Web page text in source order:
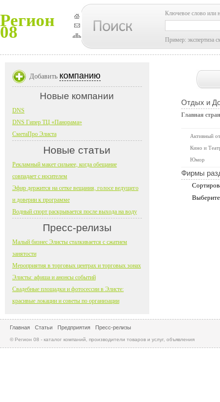
Регион
08
Ключевое слово или
Пример: экспертиза
Отдых и
Главная
Активный
Кино и
Юмор
Фирмы
Добавить компанию
Новые компании
DNS
DNS Гипер ТЦ «Панорама»
СметаПро Элиста
Новые статьи
Рекламный макет сильнее, когда обещание
совпадает с носителем
Эфир держится на сетке вещания, голосе ведущего
и доверии к программе
Водный спорт раскрывается после выхода на воду
Пресс-релизы
Малый бизнес Элисты сталкивается с сжатием
занятости
Мероприятия в торговых центрах и торговых зонах
Элисты: афиша и анонсы событий
Свадебные площадки и фотосессии в Элисте:
красивые локации и советы по организации
Главная Статьи Предприятия Пресс-релизы
© Регион 08 - каталог компаний, производители товаров и услуг, объявления